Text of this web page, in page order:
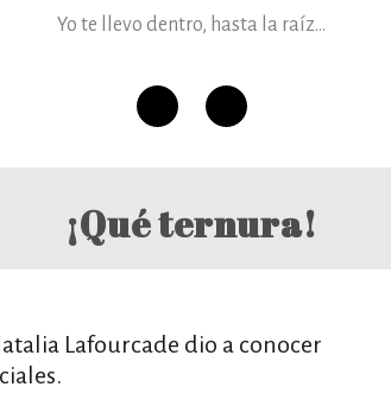
Yo te llevo dentro, hasta la raíz...
¡Qué ternura!
Lafourcade dio a conocer